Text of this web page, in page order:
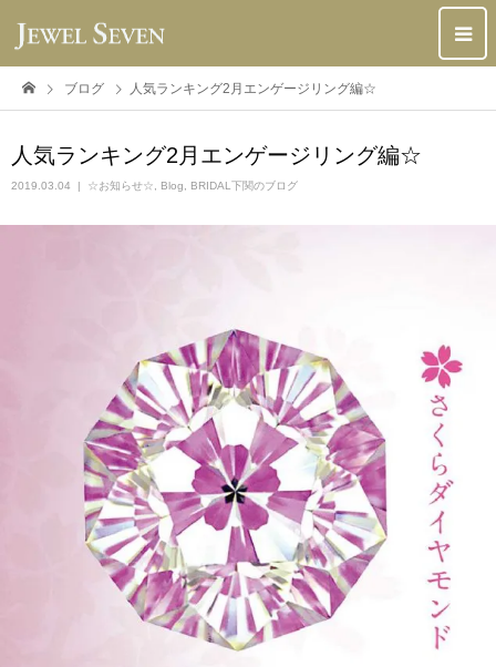
ブログ 人気ランキング2月エンゲージリング編☆
人気ランキング2月エンゲージリング編☆
2019.03.04 ☆お知らせ☆ Blog BRIDAL下関のブログ